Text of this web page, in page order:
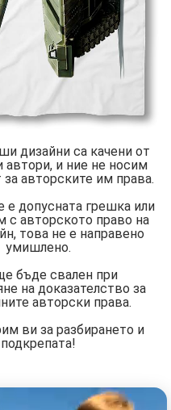
дизайни са качени от
автори, и ние не носим
авторските им права.
е допусната грешка или
с авторското право на
това не е направено
умишлено.
бъде свален при
на доказателство за
авторски права.
ви за разбирането и
подкрепата!